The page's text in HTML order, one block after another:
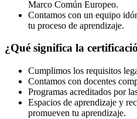
Marco Común Europeo.
Contamos con un equipo
tu proceso de aprendizaje.
¿Qué significa la
Cumplimos los requisitos
Contamos con docentes
Programas acreditados por
Espacios de aprendizaje y
promueven tu aprendizaje.